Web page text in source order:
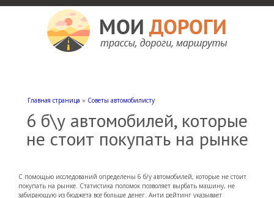
Главная страница » Советы автомобилисту
6 б\у автомобилей, которые
не стоит покупать на рынке
С помощью исследований определены 6 б/у автомобилей, которые не стоит
покупать на рынке. Статистика поломок позволяет вырбать машину, не
забирающую из бюджета все больше денег. Анти рейтинг указывает